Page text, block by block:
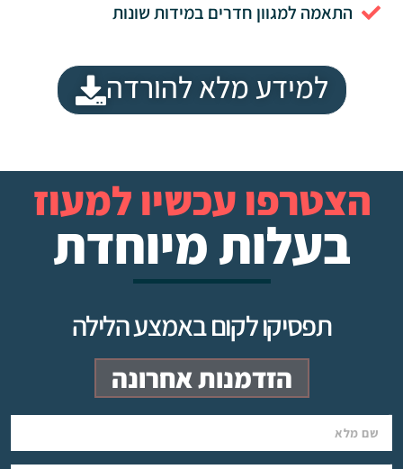
התאמה למגוון חדרים במידות שונות
למידע מלא להורדה
הצטרפו עכשיו למעוז
בעלות מיוחדת
תפסיקו לקום באמצע הלילה
הזדמנות אחרונה